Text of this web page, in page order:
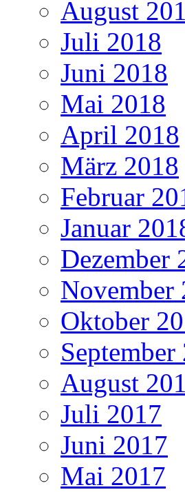
August
Juli 2018
Juni 2018
Mai 2018
April 2018
März 2018
Februar
Januar
Dezember
November
Oktober
September
August
Juli 2017
Juni 2017
Mai 2017